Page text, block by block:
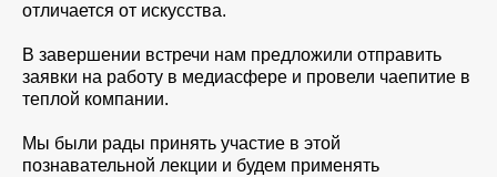
отличается от искусства.
В завершении встречи нам предложили отправить
заявки на работу в медиасфере и провели чаепитие в
теплой компании.
Мы были рады принять участие в этой
познавательной лекции и будем применять